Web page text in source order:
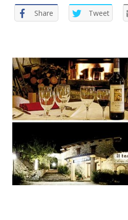
Share Tweet
C
e
a
p
e
r
: